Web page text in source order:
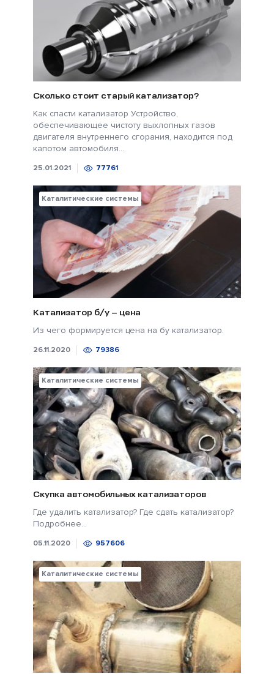
Сколько стоит старый катализатор?
Как спасти катализатор Устройство,
обеспечивающее чистоту выхлопных газов
двигателя внутреннего сгорания, находится под
капотом автомобиля...
25.01.2021 77761
Каталитические системы
Катализатор б/у — цена
Из чего формируется цена на бу катализатор.
26.11.2020 79386
Каталитические системы
Скупка автомобильных катализаторов
Где удалить катализатор? Где сдать катализатор?
Подробнее...
05.11.2020 957606
Каталитические системы